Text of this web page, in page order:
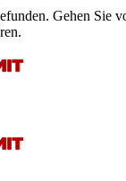
vielen Kunststoffen
schmaler Fugen
von Fugen,
von
Gehen Sie